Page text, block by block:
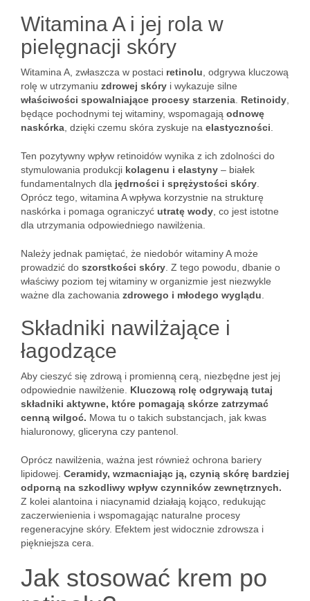
Witamina A i jej rola w
pielęgnacji skóry
Witamina A, zwłaszcza w postaci retinolu , odgrywa kluczową
rolę w utrzymaniu zdrowej skóry i wykazuje silne
właściwości spowalniające procesy starzenia Retinoidy
będące pochodnymi tej witaminy, wspomagają odnowę
naskórka , dzięki czemu skóra zyskuje na elastyczności
Ten pozytywny wpływ retinoidów wynika z ich zdolności do
stymulowania produkcji kolagenu i elastyny – białek
fundamentalnych dla jędrności i sprężystości skóry
Oprócz tego, witamina A wpływa korzystnie na strukturę
naskórka i pomaga ograniczyć utratę wody , co jest istotne
dla utrzymania odpowiedniego nawilżenia.
Należy jednak pamiętać, że niedobór witaminy A może
prowadzić do szorstkości skóry . Z tego powodu, dbanie o
właściwy poziom tej witaminy w organizmie jest niezwykle
ważne dla zachowania zdrowego i młodego wyglądu
Składniki nawilżające i
łagodzące
Aby cieszyć się zdrową i promienną cerą, niezbędne jest jej
odpowiednie nawilżenie. Kluczową rolę odgrywają tutaj
składniki aktywne, które pomagają skórze zatrzymać
cenną wilgoć. Mowa tu o takich substancjach, jak kwas
hialuronowy, gliceryna czy pantenol.
Oprócz nawilżenia, ważna jest również ochrona bariery
lipidowej. Ceramidy, wzmacniając ją, czynią skórę bardziej
odporną na szkodliwy wpływ czynników zewnętrznych.
Z kolei alantoina i niacynamid działają kojąco, redukując
zaczerwienienia i wspomagając naturalne procesy
regeneracyjne skóry. Efektem jest widocznie zdrowsza i
piękniejsza cera.
Jak stosować krem po